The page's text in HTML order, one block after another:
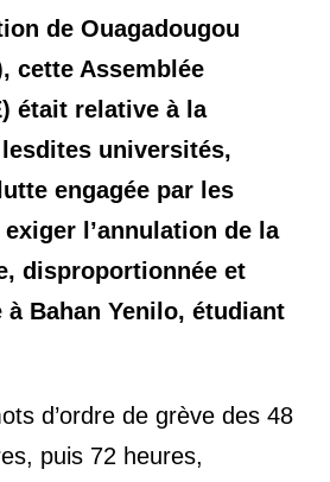
de Ouagadougou
cette Assemblée
était relative à la
universités,
engagée par les
l’annulation de la
disproportionnée et
Bahan Yenilo, étudiant
d’ordre de grève des 48
puis 72 heures,